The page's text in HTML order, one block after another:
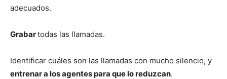
adecuados.
Grabartodas las llamadas.
Identificar cuáles son las llamadas con mucho silencio, y
entrenar a los agentes para que lo reduzcan.